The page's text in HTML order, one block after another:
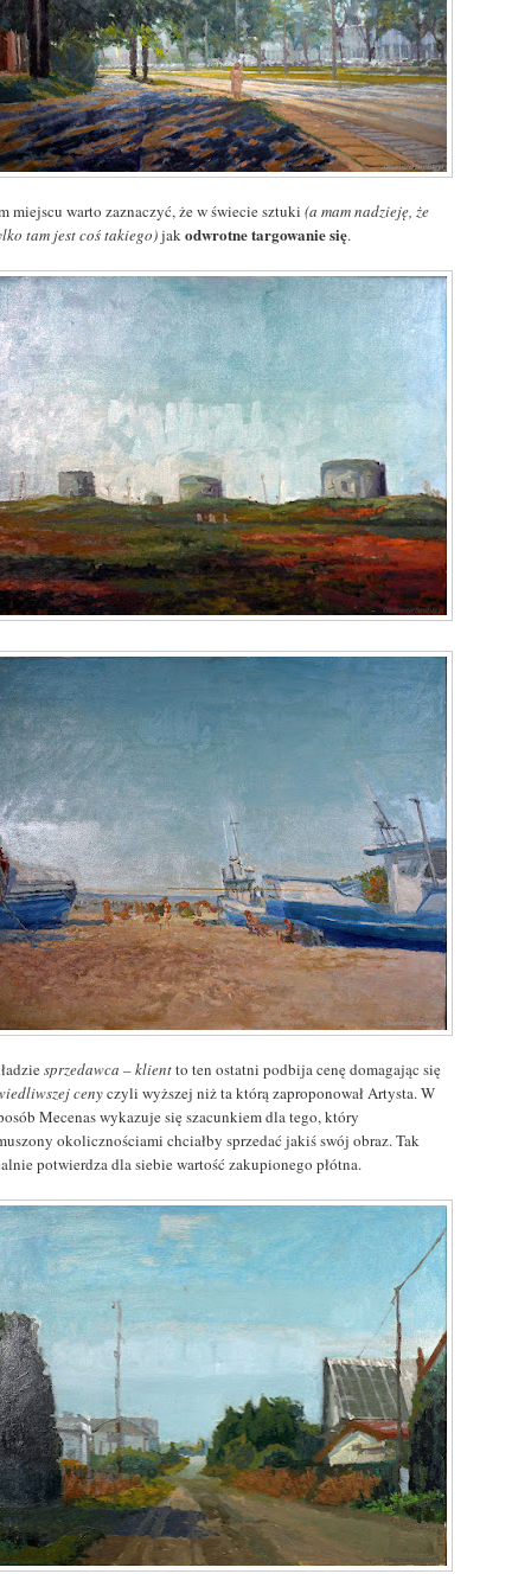
miejscu warto zaznaczyć, że w świecie sztuki(a mam nadzieję, że
tam jest coś takiego)jakodwrotne targowanie się.
sprzedawca – klientto ten ostatni podbija cenę domagając się
cenyczyli wyższej niż ta którą zaproponował Artysta. W
Mecenas wykazuje się szacunkiem dla tego, który
okolicznościami chciałby sprzedać jakiś swój obraz. Tak
potwierdza dla siebie wartość zakupionego płótna.